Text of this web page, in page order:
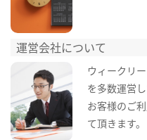
運営会社について
ウィークリ
を多数運営し
お客様のご
て頂きます。